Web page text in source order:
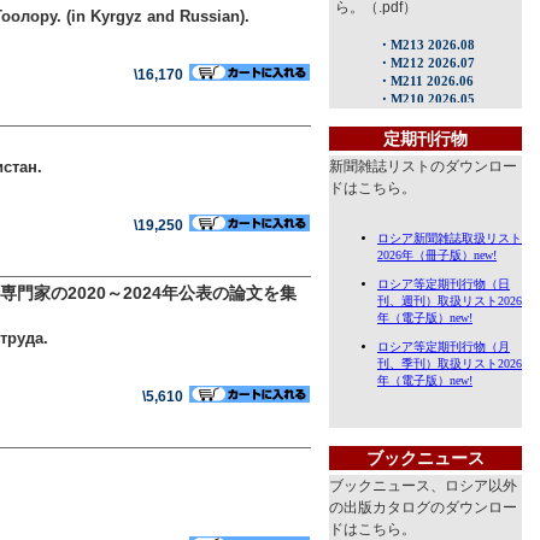
(in Kyrgyz and Russian).
\16,170
\19,250
家の2020～2024年公表の論文を集
\5,610
ら。（.pdf）
定期刊行物
新聞雑誌リストのダウンロー
ドはこちら。
ブックニュース
ブックニュース、ロシア以外
の出版カタログのダウンロー
ドはこちら。